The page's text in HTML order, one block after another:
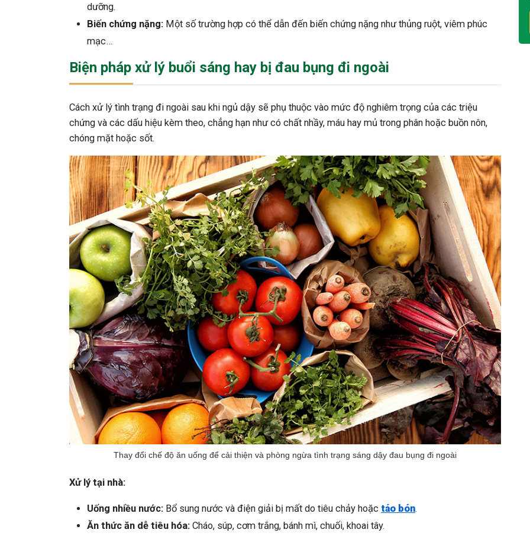
dưỡng.
Biến chứng nặng: Một số trường hợp có thể dẫn đến biến chứng nặng như thủng ruột, viêm phúc
mạc…
Biện pháp xử lý buổi sáng hay bị đau bụng đi ngoài
Cách xử lý tình trạng đi ngoài sau khi ngủ dậy sẽ phụ thuộc vào mức độ nghiêm trọng của các triệu
chứng và các dấu hiệu kèm theo, chẳng hạn như có chất nhầy, máu hay mủ trong phân hoặc buồn nôn,
chóng mặt hoặc sốt.
Thay đổi chế độ ăn uống để cải thiện và phòng ngừa tình trạng sáng dậy đau bụng đi ngoài
Xử lý tại nhà:
Uống nhiều nước: Bổ sung nước và điện giải bị mất do tiêu chảy hoặc táo bón.
Ăn thức ăn dễ tiêu hóa: Cháo, súp, cơm trắng, bánh mì, chuối, khoai tây.